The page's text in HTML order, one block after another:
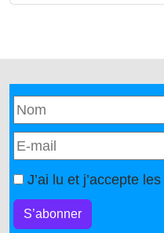
J’ai lu et j’accepte les
S’abonner